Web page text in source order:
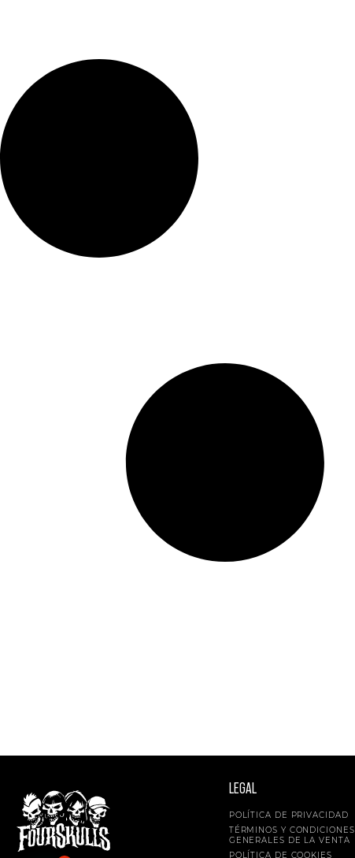
LEGAL
POLÍTICA DE PRIVACIDAD
TÉRMINOS Y CONDICIONES
GENERALES DE LA VENTA
POLÍTICA DE COOKIES